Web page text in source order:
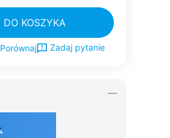
DO KOSZYKA
Porównaj Zadaj pytanie